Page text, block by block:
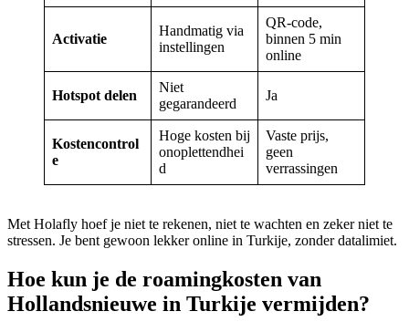
Activatie
Handmatig via
instellingen
QR-code,
binnen 5 min
online
Hotspot delen
Niet
gegarandeerd
Ja
Kostencontrol
e
Hoge kosten bij
onoplettendhei
d
Vaste prijs,
geen
verrassingen
Met Holafly hoef je niet te rekenen, niet te wachten en zeker niet te
stressen. Je bent gewoon lekker online in Turkije, zonder datalimiet.
Hoe kun je de roamingkosten van
Hollandsnieuwe in Turkije vermijden?